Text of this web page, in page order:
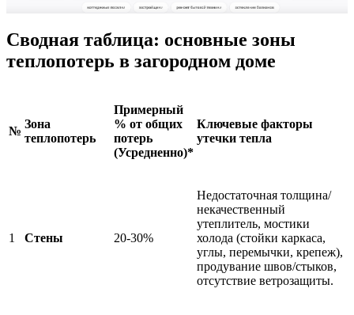
Сводная таблица: основные зоны
теплопотерь в загородном доме
№
Зона
теплопотерь
Примерный
% от общих
потерь
(Усредненно)*
Ключевые факторы
утечки тепла
1 Стены 20-30%
Недостаточная толщина/
некачественный
утеплитель, мостики
холода (стойки каркаса,
углы, перемычки, крепеж),
продувание швов/стыков,
отсутствие ветрозащиты.